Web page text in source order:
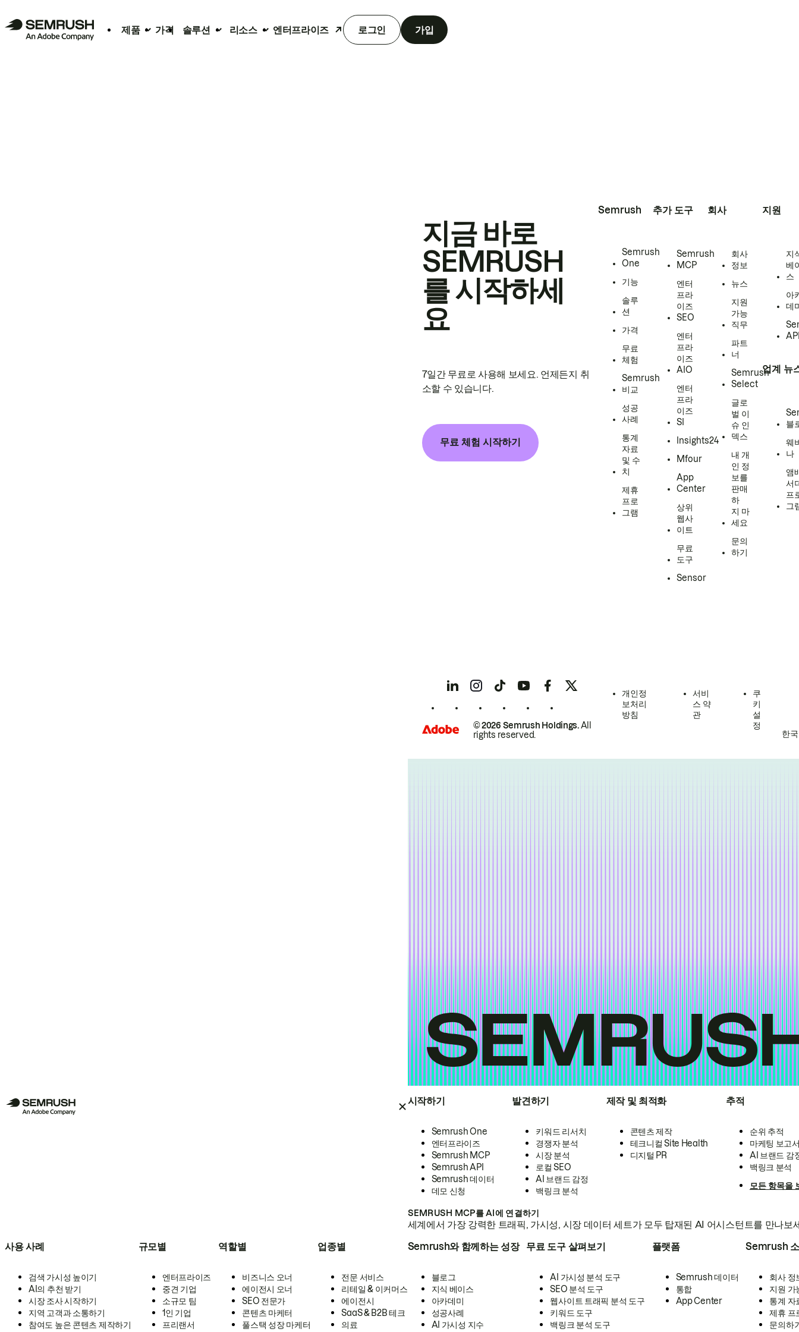
제품 가격 솔루션 리소스 엔터프라이즈 로그인 가입
시작하기
Semrush One
엔터프라이즈
Semrush MCP
Semrush API
Semrush 데이터
데모 신청
발견하기
키워드 리서치
경쟁자 분석
시장 분석
로컬 SEO
AI 브랜드 감정
백링크 분석
제작 및 최적화
콘텐츠 제작
테크니컬 Site Health
디지털 PR
추적
순위 추적
마케팅 보고
AI 브랜드 감
백링크 분석
모든 항목을
SEMRUSH MCP를 AI에 연결하기
세계에서 가장 강력한 트래픽, 가시성, 시장 데이터 세트가 모두 탑재된 AI 어시스턴트를 만나보
사용 사례
검색 가시성 높이기
AI의 추천 받기
시장 조사 시작하기
지역 고객과 소통하기
참여도 높은 콘텐츠 제작하기
규모별
엔터프라이즈
중견 기업
소규모 팀
1인 기업
프리랜서
역할별
비즈니스 오너
에이전시 오너
SEO 전문가
콘텐츠 마케터
풀스택 성장 마케터
업종별
전문 서비스
리테일 & 이커머스
에이전시
SaaS & B2B 테크
의료
Semrush와 함께하는 성장
블로그
지식 베이스
아카데미
성공사례
AI 가시성 지수
무료 도구 살펴보기
AI 가시성 분석 도구
SEO 분석 도구
웹사이트 트래픽 분석 도구
키워드 도구
백링크 분석 도구
플랫폼
Semrush 데이터
통합
App Center
Semrush
회사 정
지원 가
통계 자
제휴 프
문의하
지금 바로
SEMRUSH
를 시작하세
요
7일간 무료로 사용해 보세요. 언제든지 취
소할 수 있습니다.
무료 체험 시작하기
Semrush
Semrush
One
기능
솔루
션
가격
무료
체험
Semrush
비교
성공
사례
통계
자료
및 수
치
제휴
프로
그램
추가 도구
Semrush
MCP
엔터
프라
이즈
SEO
엔터
프라
이즈
AIO
엔터
프라
이즈
SI
Insights24
Mfour
App
Center
상위
웹사
이트
무료
도구
Sensor
회사
회사
정보
뉴스
지원
가능
직무
파트
너
Semrush
Select
글로
벌 이
슈 인
덱스
내 개
인 정
보를
판매
하
지 마
세요
문의
하기
지원
지
베
스
아
데
업계 뉴
블
웨
나
앰
서
프
그
© 2026 Semrush Holdings.All
rights reserved.
개인정
보처리
방침
서비
스 약
관
쿠
키
설
정
한